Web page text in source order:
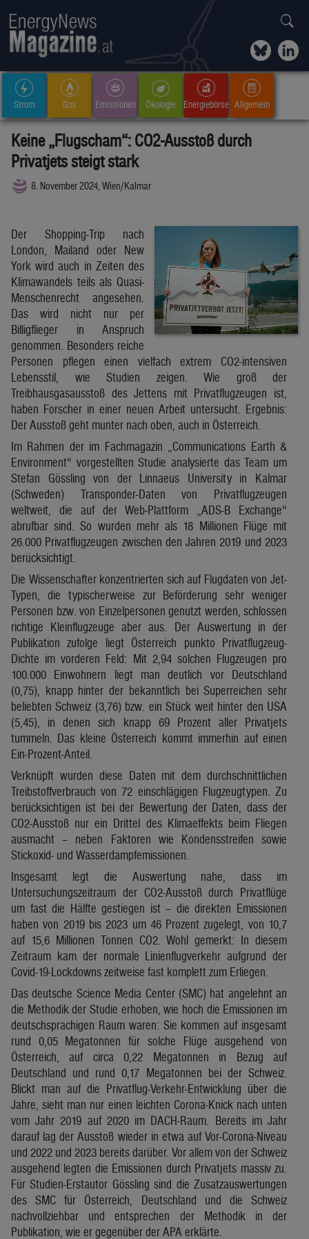
Strom Gas Emissionen Ökologie Energiebörse Allgemein
Keine „Flugscham“: CO2-Ausstoß durch
Privatjets steigt stark
8. November 2024, Wien/Kalmar
Der Shopping-Trip nach
London, Mailand oder New
York wird auch in Zeiten des
Klimawandels teils als Quasi-
Menschenrecht angesehen.
Das wird nicht nur per
Billigflieger in Anspruch
genommen. Besonders reiche
Personen pflegen einen vielfach extrem CO2-intensiven
Lebensstil, wie Studien zeigen. Wie groß der
Treibhausgasausstoß des Jettens mit Privatflugzeugen ist,
haben Forscher in einer neuen Arbeit untersucht. Ergebnis:
Der Ausstoß geht munter nach oben, auch in Österreich.
Im Rahmen der im Fachmagazin „Communications Earth &
Environment“ vorgestellten Studie analysierte das Team um
Stefan Gössling von der Linnaeus University in Kalmar
(Schweden) Transponder-Daten von Privatflugzeugen
weltweit, die auf der Web-Plattform „ADS-B Exchange“
abrufbar sind. So wurden mehr als 18 Millionen Flüge mit
26.000 Privatflugzeugen zwischen den Jahren 2019 und 2023
berücksichtigt.
Die Wissenschafter konzentrierten sich auf Flugdaten von Jet-
Typen, die typischerweise zur Beförderung sehr weniger
Personen bzw. von Einzelpersonen genutzt werden, schlossen
richtige Kleinflugzeuge aber aus. Der Auswertung in der
Publikation zufolge liegt Österreich punkto Privatflugzeug-
Dichte im vorderen Feld: Mit 2,94 solchen Flugzeugen pro
100.000 Einwohnern liegt man deutlich vor Deutschland
(0,75), knapp hinter der bekanntlich bei Superreichen sehr
beliebten Schweiz (3,76) bzw. ein Stück weit hinter den USA
(5,45), in denen sich knapp 69 Prozent aller Privatjets
tummeln. Das kleine Österreich kommt immerhin auf einen
Ein-Prozent-Anteil.
Verknüpft wurden diese Daten mit dem durchschnittlichen
Treibstoffverbrauch von 72 einschlägigen Flugzeugtypen. Zu
berücksichtigen ist bei der Bewertung der Daten, dass der
CO2-Ausstoß nur ein Drittel des Klimaeffekts beim Fliegen
ausmacht – neben Faktoren wie Kondensstreifen sowie
Stickoxid- und Wasserdampfemissionen.
Insgesamt legt die Auswertung nahe, dass im
Untersuchungszeitraum der CO2-Ausstoß durch Privatflüge
um fast die Hälfte gestiegen ist – die direkten Emissionen
haben von 2019 bis 2023 um 46 Prozent zugelegt, von 10,7
auf 15,6 Millionen Tonnen CO2. Wohl gemerkt: In diesem
Zeitraum kam der normale Linienflugverkehr aufgrund der
Covid-19-Lockdowns zeitweise fast komplett zum Erliegen.
Das deutsche Science Media Center (SMC) hat angelehnt an
die Methodik der Studie erhoben, wie hoch die Emissionen im
deutschsprachigen Raum waren: Sie kommen auf insgesamt
rund 0,05 Megatonnen für solche Flüge ausgehend von
Österreich, auf circa 0,22 Megatonnen in Bezug auf
Deutschland und rund 0,17 Megatonnen bei der Schweiz.
Blickt man auf die Privatflug-Verkehr-Entwicklung über die
Jahre, sieht man nur einen leichten Corona-Knick nach unten
vom Jahr 2019 auf 2020 im DACH-Raum. Bereits im Jahr
darauf lag der Ausstoß wieder in etwa auf Vor-Corona-Niveau
und 2022 und 2023 bereits darüber. Vor allem von der Schweiz
ausgehend legten die Emissionen durch Privatjets massiv zu.
Für Studien-Erstautor Gössling sind die Zusatzauswertungen
des SMC für Österreich, Deutschland und die Schweiz
nachvollziehbar und entsprechen der Methodik in der
Publikation, wie er gegenüber der APA erklärte.